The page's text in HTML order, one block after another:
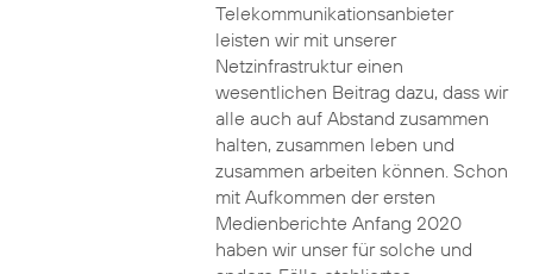
Telekommunikationsanbieter
leisten wir mit unserer
Netzinfrastruktur einen
wesentlichen Beitrag dazu, dass wir
alle auch auf Abstand zusammen
halten, zusammen leben und
zusammen arbeiten können. Schon
mit Aufkommen der ersten
Medienberichte Anfang 2020
haben wir unser für solche und